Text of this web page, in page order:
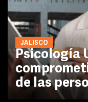
JALISCO
Psicología
de las